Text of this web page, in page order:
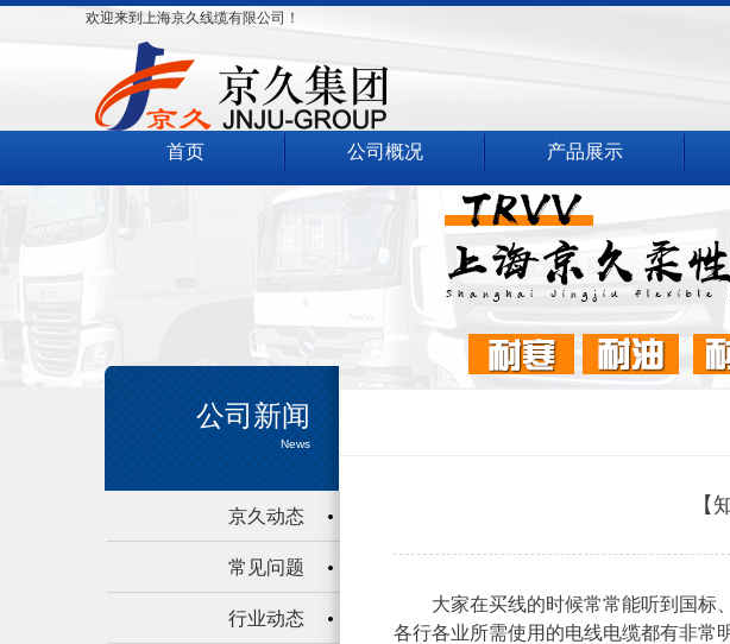
欢迎来到上海京久线缆有限公司！
首页 公司概况 产品展示
公司新闻
News
京久动态
常见问题
行业动态
【
大家在买线的时候常常能听到国标
各行各业所需使用的电线电缆都有非常